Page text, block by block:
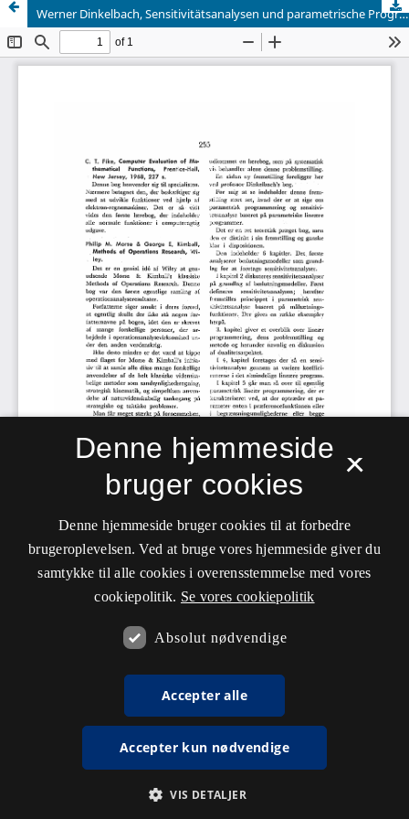
Werner Dinkelbach, Sensitivitätsanalysen und parametrische Programmierung, Springer-Verlag, 1969, 190 s.
×
Denne hjemmeside
bruger cookies
Denne hjemmeside bruger cookies til at forbedre
brugeroplevelsen. Ved at bruge vores hjemmeside giver du
samtykke til alle cookies i overensstemmelse med vores
cookiepolitik. Se vores cookiepolitik
Absolut nødvendige
Accepter alle
Accepter kun nødvendige
VIS DETALJER